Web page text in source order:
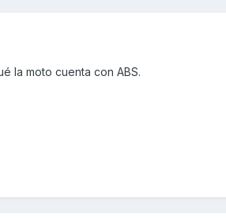
la moto cuenta con ABS.